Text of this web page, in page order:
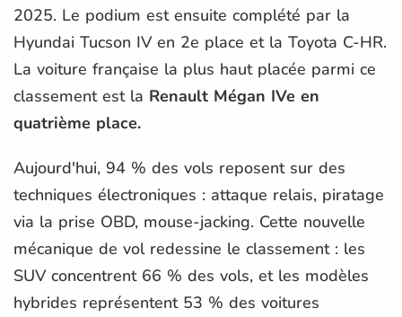
2025. Le podium est ensuite complété par la
Hyundai Tucson IV en 2e place et la Toyota C-HR.
La voiture française la plus haut placée parmi ce
classement est la Renault Mégan IVe en
quatrième place.
Aujourd'hui, 94 % des vols reposent sur des
techniques électroniques : attaque relais, piratage
via la prise OBD, mouse-jacking. Cette nouvelle
mécanique de vol redessine le classement : les
SUV concentrent 66 % des vols, et les modèles
hybrides représentent 53 % des voitures